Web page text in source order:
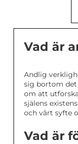
Vad är
Andlig
sig bortom det
om att
själens
och vårt syfte
Vad är